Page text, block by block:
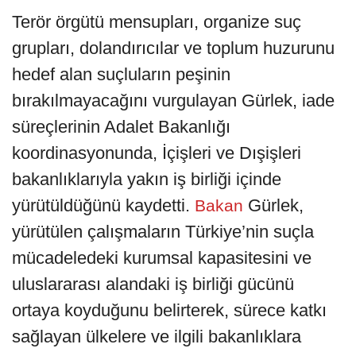
Terör örgütü mensupları, organize suç
grupları, dolandırıcılar ve toplum huzurunu
hedef alan suçluların peşinin
bırakılmayacağını vurgulayan Gürlek, iade
süreçlerinin Adalet Bakanlığı
koordinasyonunda, İçişleri ve Dışişleri
bakanlıklarıyla yakın iş birliği içinde
yürütüldüğünü kaydetti. Bakan Gürlek,
yürütülen çalışmaların Türkiye’nin suçla
mücadeledeki kurumsal kapasitesini ve
uluslararası alandaki iş birliği gücünü
ortaya koyduğunu belirterek, sürece katkı
sağlayan ülkelere ve ilgili bakanlıklara